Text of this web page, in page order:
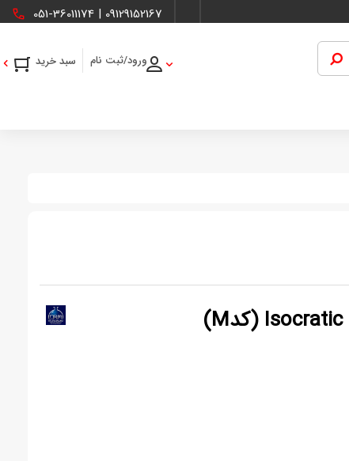
09129152167
|
051-36011174
ورود/ثبت نام